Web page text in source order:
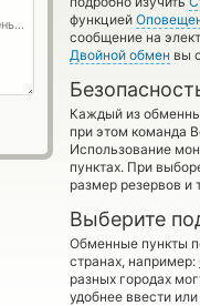
функцией
сообщение на
Двойной обмен вы
Каждый из
при этом команда
Использование
пунктах. При
размер резервов и
Выберите
Обменные пункты
странах, например:
разных городах
удобнее ввести